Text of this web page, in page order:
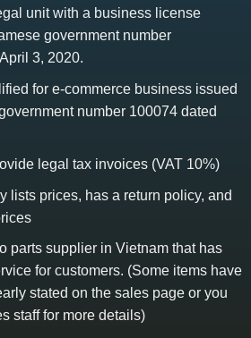
unit with a business license
government number
3, 2020.
for e-commerce business issued
number 100074 dated
legal tax invoices (VAT 10%)
lists prices, has a return policy, and
parts supplier in Vietnam that has
for customers. (Some items have
stated on the sales page or you
staff for more details)